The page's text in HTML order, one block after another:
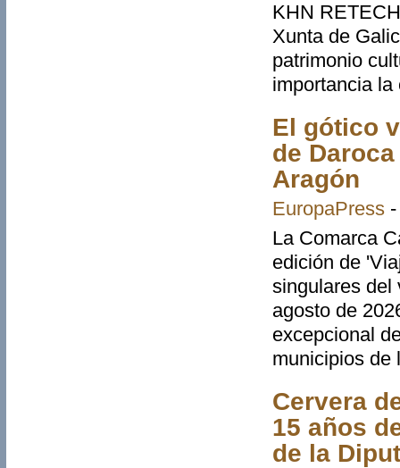
KHN
Xunta de
patrimonio
importancia la
El gótico
de
Aragón
EuropaPress
La Comarca
edición de
singulares del
agosto de
excepcional
municipios de
Cervera
15 años
de la